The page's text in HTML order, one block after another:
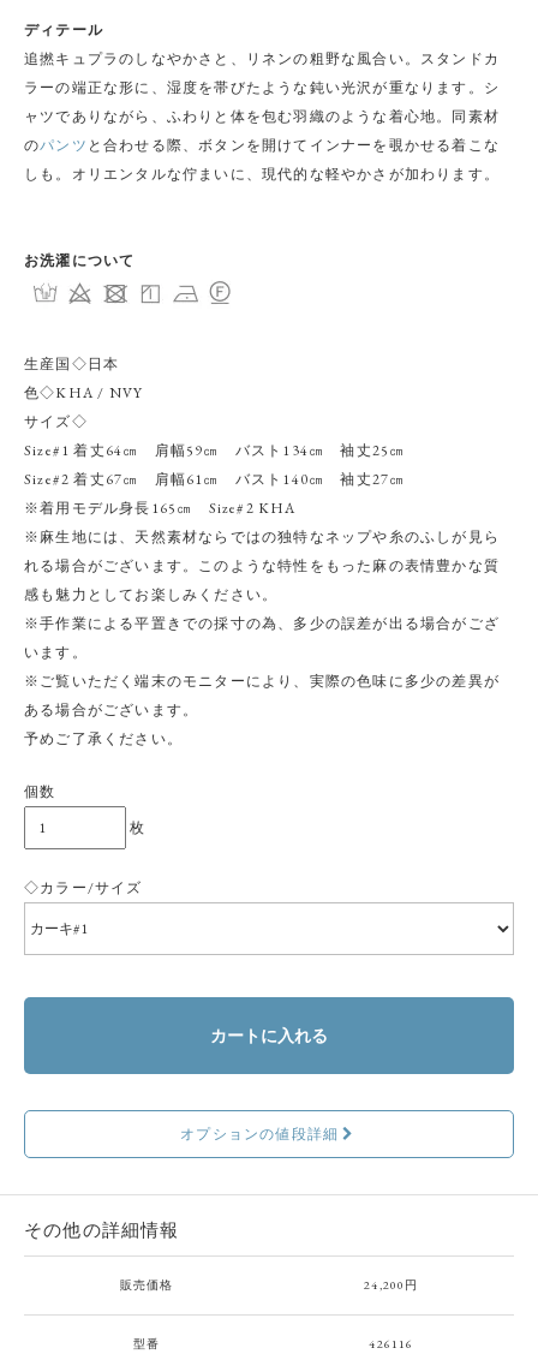
ディテール
追撚キュプラのしなやかさと、リネンの粗野な風合い。スタンドカ
ラーの端正な形に、湿度を帯びたような鈍い光沢が重なります。シ
ャツでありながら、ふわりと体を包む羽織のような着心地。同素材
のパンツ と合わせる際、ボタンを開けてインナーを覗かせる着こな
しも。オリエンタルな佇まいに、現代的な軽やかさが加わります。
お洗濯について
生産国◇日本
色◇KHA / NVY
サイズ◇
Size#1 着丈64㎝ 肩幅59㎝ バスト134㎝ 袖丈25㎝
Size#2 着丈67㎝ 肩幅61㎝ バスト140㎝ 袖丈27㎝
※着用モデル身長165㎝ Size#2 KHA
※麻生地には、天然素材ならではの独特なネップや糸のふしが見ら
れる場合がございます。このような特性をもった麻の表情豊かな質
感も魅力としてお楽しみください。
※手作業による平置きでの採寸の為、多少の誤差が出る場合がござ
います。
※ご覧いただく端末のモニターにより、実際の色味に多少の差異が
ある場合がございます。
予めご了承ください。
個数
枚
◇カラー/サイズ
カートに入れる
オプションの値段詳細
その他の詳細情報
販売価格 24,200円
型番 426116